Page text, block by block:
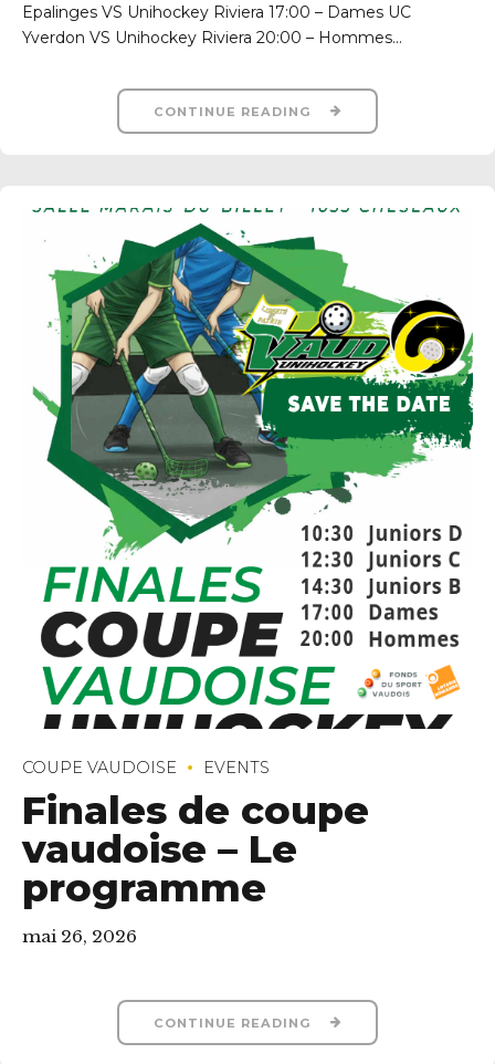
Epalinges VS Unihockey Riviera 17:00 – Dames UC
Yverdon VS Unihockey Riviera 20:00 – Hommes...
CONTINUE READING
COUPE VAUDOISE EVENTS
Finales de coupe
vaudoise – Le
programme
mai 26, 2026
CONTINUE READING